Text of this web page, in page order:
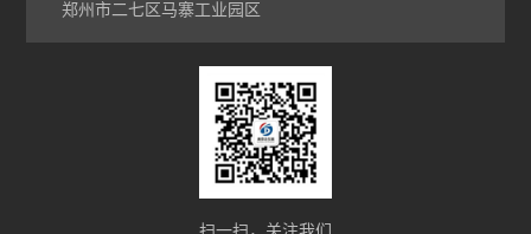
郑州市二七区马寨工业园区